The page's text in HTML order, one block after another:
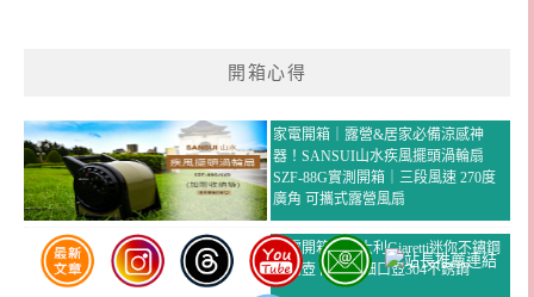
開箱心得
家電開箱｜露營&居家必備涼感神
器！SANSUI山水疾風擺頭渦輪扇
SZF-88G實測開箱｜三段風速 270度
廣角 可攜式露營風扇
家電開箱｜義大利Giaretti迷你不鏽鋼
長嘴壺 高提把細口壺304不銹鋼